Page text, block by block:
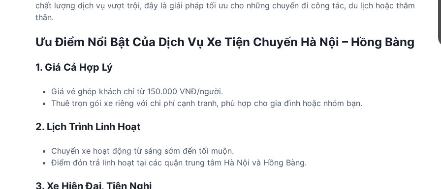
chất lượng dịch vụ vượt trội, đây là giải pháp tối ưu cho những chuyến đi công tác, du lịch hoặc thăm
thân.
Ưu Điểm Nổi Bật Của Dịch Vụ Xe Tiện Chuyến Hà Nội – Hồng Bàng
1. Giá Cả Hợp Lý
Giá vé ghép khách chỉ từ 150.000 VNĐ/người.
Thuê trọn gói xe riêng với chi phí cạnh tranh, phù hợp cho gia đình hoặc nhóm bạn.
2. Lịch Trình Linh Hoạt
Chuyến xe hoạt động từ sáng sớm đến tối muộn.
Điểm đón trả linh hoạt tại các quận trung tâm Hà Nội và Hồng Bàng.
3. Xe Hiện Đại, Tiện Nghi